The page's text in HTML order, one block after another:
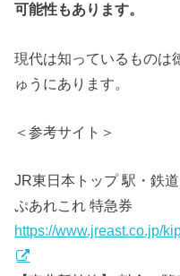
可能性もあります。
現代は知っているものは
ゅうにあります。
＜参考サイト＞
JR東日本トップ 駅・鉄
ぷあれこれ 特急券
https://www.jreast.co.jp/